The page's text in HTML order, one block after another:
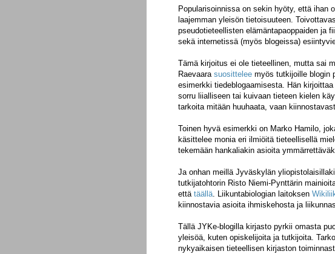
Popularisoinnissa on sekin hyöty, että ihan
laajemman yleisön tietoisuuteen.
pseudotieteellisten elämäntapaoppaiden ja
sekä internetissä (myös blogeissa)
Tämä kirjoitus ei ole tieteellinen, mutta sai
Raevaara suosittelee myös tutkijoille blogin
esimerkki tiedeblogaamisesta. Hän
sorru liialliseen tai kuivaan tieteen kielen
tarkoita mitään huuhaata, vaan
Toinen hyvä esimerkki on Marko Hamilo,
käsittelee monia eri ilmiöitä tieteellisellä
tekemään hankaliakin asioita
Ja onhan meillä Jyväskylän
tutkijatohtorin Risto Niemi-Pynttärin
että täällä. Liikuntabiologian laitoksen
kiinnostavia asioita ihmiskehosta ja
Tällä JYKe-blogilla kirjasto pyrkii omasta
yleisöä, kuten opiskelijoita ja tutkijoita.
nykyaikaisen tieteellisen kirjaston